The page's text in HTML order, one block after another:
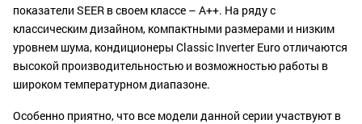
показатели SEER в своем классе – А++. На ряду с
классическим дизайном, компактными размерами и низким
уровнем шума, кондиционеры Classic Inverter Euro отличаются
высокой производительностью и возможностью работы в
широком температурном диапазоне.
Особенно приятно, что все модели данной серии участвуют в